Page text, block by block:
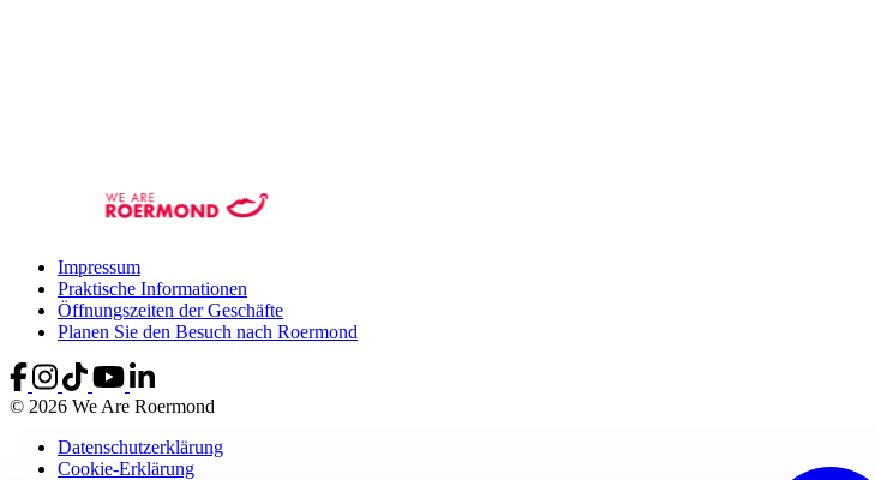
Impressum
Praktische Informationen
Öffnungszeiten der Geschäfte
Planen Sie den Besuch nach Roermond
© 2026 We Are Roermond
Datenschutzerklärung
Cookie-Erklärung